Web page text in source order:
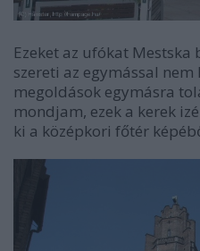
Ezeket az ufókat
szereti az egymással
megoldások egymásra
mondjam, ezek a kerek
ki a középkori főtér